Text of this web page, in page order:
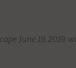
June 19, 2019.